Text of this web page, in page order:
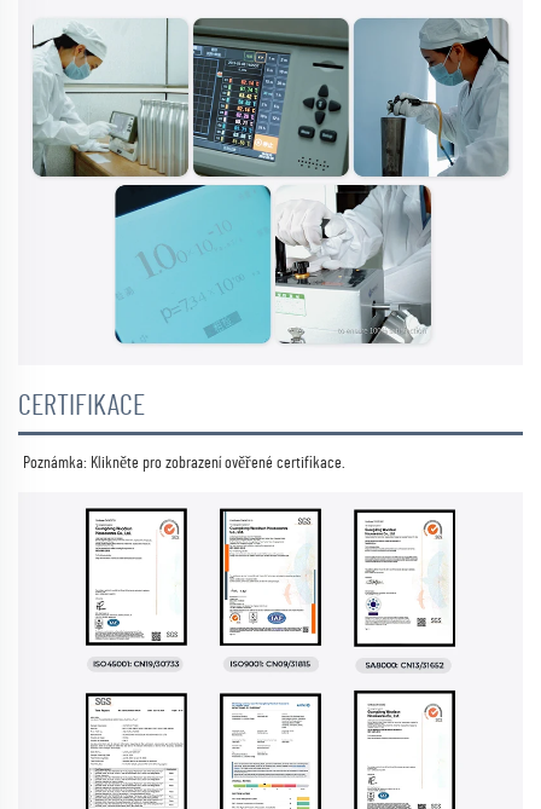
CERTIFIKACE
Poznámka: Klikněte pro zobrazení ověřené certifikace.